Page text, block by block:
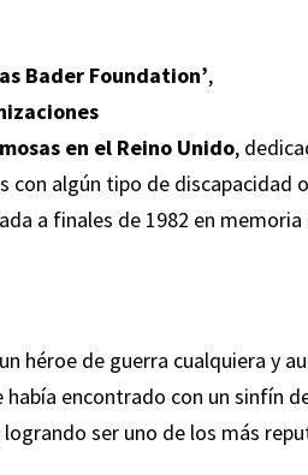
Bader Foundation’,
en el Reino Unido,
con algún tipo de discapacidad
a finales de 1982 en memoria
héroe de guerra cualquiera y
había encontrado con un sinfín
ser uno de los más